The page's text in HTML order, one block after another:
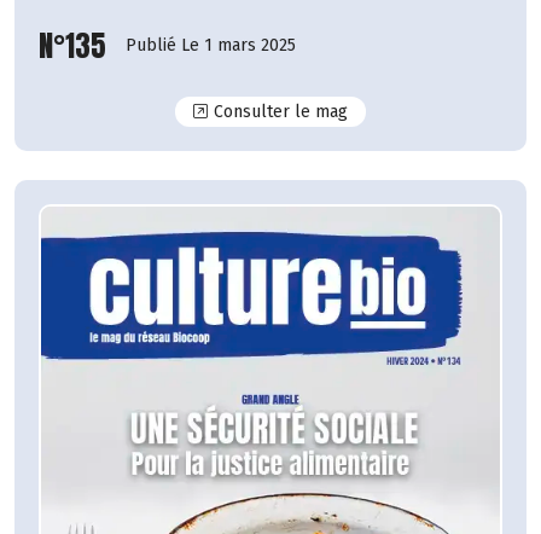
N°135 Publié Le 1 mars 2025
Consulter le magN°135